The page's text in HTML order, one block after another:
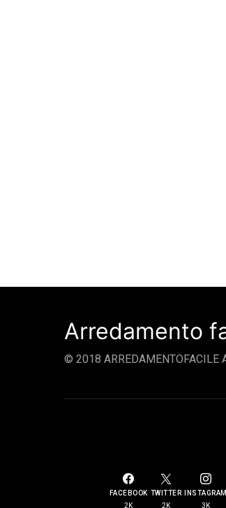
Arredamento
© 2018 ARREDAMENTOFACILE
FACEBOOK
2K
TWITTER
2K
INSTAGRAM
3K